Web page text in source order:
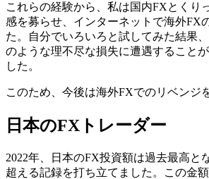
これらの経験から、私は国内FXとくり
感を募らせ、インターネットで海外FX
た。自分でいろいろと試してみた結果
のような理不尽な損失に遭遇すること
した。
このため、今後は海外FXでのリベンジ
日本のFXトレーダー
2022年、日本のFX投資額は過去最高と
超える記録を打ち立てました。この金